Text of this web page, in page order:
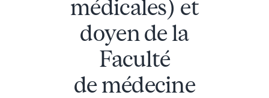
médicales) et
doyen de la
Faculté
de médecine